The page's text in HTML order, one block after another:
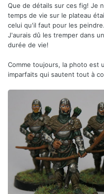
Que de détails sur ces fig! Je
temps de vie sur le plateau
celui qu'il faut pour les peindre.
J'aurais dû les tremper dans
durée de vie!
Comme toujours, la photo est
imparfaits qui sautent tout à